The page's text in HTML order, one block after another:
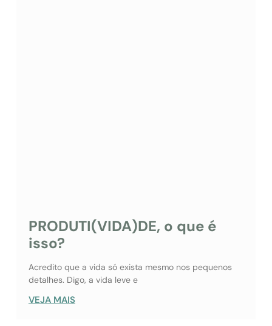
PRODUTI(VIDA)DE, o que é
isso?
Acredito que a vida só exista mesmo nos pequenos
detalhes. Digo, a vida leve e
VEJA MAIS